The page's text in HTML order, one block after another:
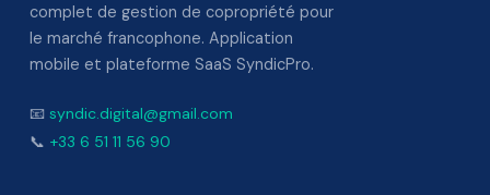
complet de gestion de copropriété pour
le marché francophone. Application
mobile et plateforme SaaS SyndicPro.
📧 syndic.digital@gmail.com
📞 +33 6 51 11 56 90